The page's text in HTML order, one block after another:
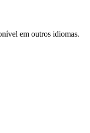
em outros idiomas.